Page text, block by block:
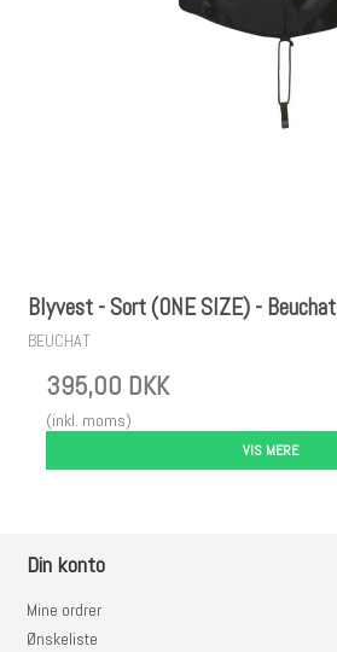
Blyvest - Sort (ONE SIZE) - Beuchat
BEUCHAT
395,00 DKK
(inkl. moms)
VIS MERE
Din konto
Mine ordrer
Ønskeliste